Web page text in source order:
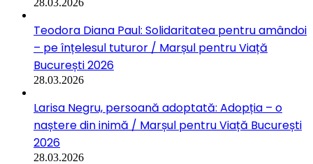
Teodora Diana Paul: Solidaritatea pentru amândoi
– pe înțelesul tuturor / Marșul pentru Viață
București 2026
28.03.2026
Larisa Negru, persoană adoptată: Adopția – o
naștere din inimă / Marșul pentru Viață București
2026
28.03.2026